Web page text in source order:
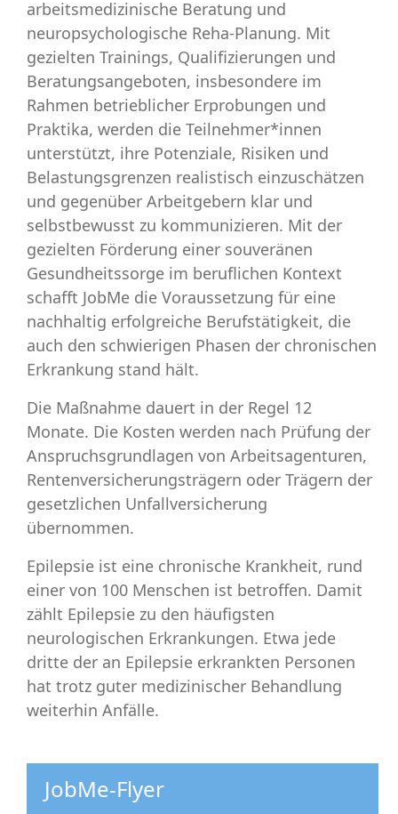
arbeitsmedizinische Beratung und
neuropsychologische Reha-Planung. Mit
gezielten Trainings, Qualifizierungen und
Beratungsangeboten, insbesondere im
Rahmen betrieblicher Erprobungen und
Praktika, werden die Teilnehmer*innen
unterstützt, ihre Potenziale, Risiken und
Belastungsgrenzen realistisch einzuschätzen
und gegenüber Arbeitgebern klar und
selbstbewusst zu kommunizieren. Mit der
gezielten Förderung einer souveränen
Gesundheitssorge im beruflichen Kontext
schafft JobMe die Voraussetzung für eine
nachhaltig erfolgreiche Berufstätigkeit, die
auch den schwierigen Phasen der chronischen
Erkrankung stand hält.
Die Maßnahme dauert in der Regel 12
Monate. Die Kosten werden nach Prüfung der
Anspruchsgrundlagen von Arbeitsagenturen,
Rentenversicherungsträgern oder Trägern der
gesetzlichen Unfallversicherung
übernommen.
Epilepsie ist eine chronische Krankheit, rund
einer von 100 Menschen ist betroffen. Damit
zählt Epilepsie zu den häufigsten
neurologischen Erkrankungen. Etwa jede
dritte der an Epilepsie erkrankten Personen
hat trotz guter medizinischer Behandlung
weiterhin Anfälle.
JobMe-Flyer